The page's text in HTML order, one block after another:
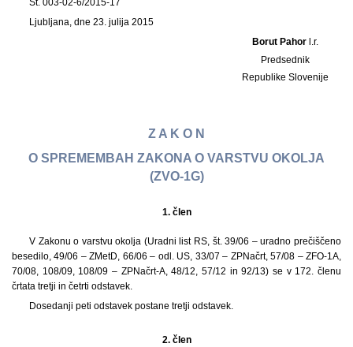
Št. 003-02-6/2015-17
Ljubljana, dne 23. julija 2015
Borut Pahor l.r.
Predsednik
Republike Slovenije
Z A K O N
O SPREMEMBAH ZAKONA O VARSTVU OKOLJA
(ZVO-1G)
1. člen
V Zakonu o varstvu okolja (Uradni list RS, št. 39/06 – uradno prečiščeno
besedilo, 49/06 – ZMetD, 66/06 – odl. US, 33/07 – ZPNačrt, 57/08 – ZFO-1A,
70/08, 108/09, 108/09 – ZPNačrt-A, 48/12, 57/12 in 92/13) se v 172. členu
črtata tretji in četrti odstavek.
Dosedanji peti odstavek postane tretji odstavek.
2. člen